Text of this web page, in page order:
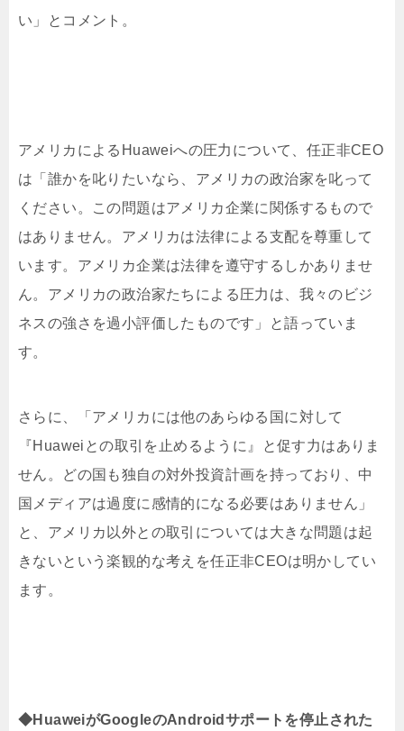
い」とコメント。
アメリカによるHuaweiへの圧力について、任正非CEO
は「誰かを叱りたいなら、アメリカの政治家を叱って
ください。この問題はアメリカ企業に関係するもので
はありません。アメリカは法律による支配を尊重して
います。アメリカ企業は法律を遵守するしかありませ
ん。アメリカの政治家たちによる圧力は、我々のビジ
ネスの強さを過小評価したものです」と語っていま
す。
さらに、「アメリカには他のあらゆる国に対して
『Huaweiとの取引を止めるように』と促す力はありま
せん。どの国も独自の対外投資計画を持っており、中
国メディアは過度に感情的になる必要はありません」
と、アメリカ以外との取引については大きな問題は起
きないという楽観的な考えを任正非CEOは明かしてい
ます。
◆HuaweiがGoogleのAndroidサポートを停止された